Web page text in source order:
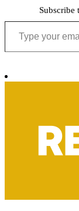
Subscribe
Type your email…